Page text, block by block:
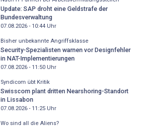
Update: SAP droht eine Geldstrafe der
Bundesverwaltung
07.08.2026 - 10:44Uhr
Bisher unbekannte Angriffsklasse
Security-Spezialisten warnen vor Designfehler
in NAT-Implementierungen
07.08.2026 - 11:50Uhr
Syndicom übt Kritik
Swisscom plant dritten Nearshoring-Standort
in Lissabon
07.08.2026 - 11:25Uhr
Wo sind all die Aliens?